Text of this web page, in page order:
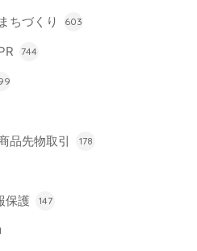
ちづくり 603
744
品先物取引 178
保護 147